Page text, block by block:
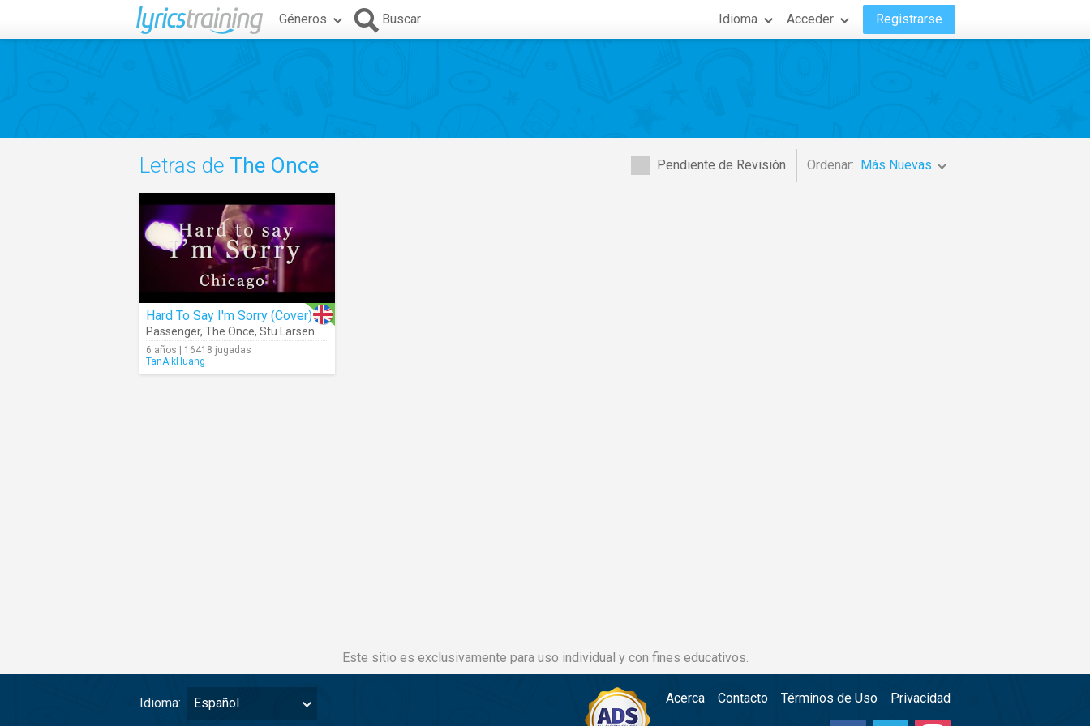
Géneros Buscar Idioma Acceder Registrarse
Pendiente de Revisión Ordenar: Más Nuevas
Letras de The Once
Hard To Say I'm Sorry (Cover)
Passenger, The Once, Stu Larsen
6 años | 16418 jugadas
TanAikHuang
Este sitio es exclusivamente para uso individual y con fines educativos.
Idioma: Español Acerca Contacto Términos de Uso Privacidad